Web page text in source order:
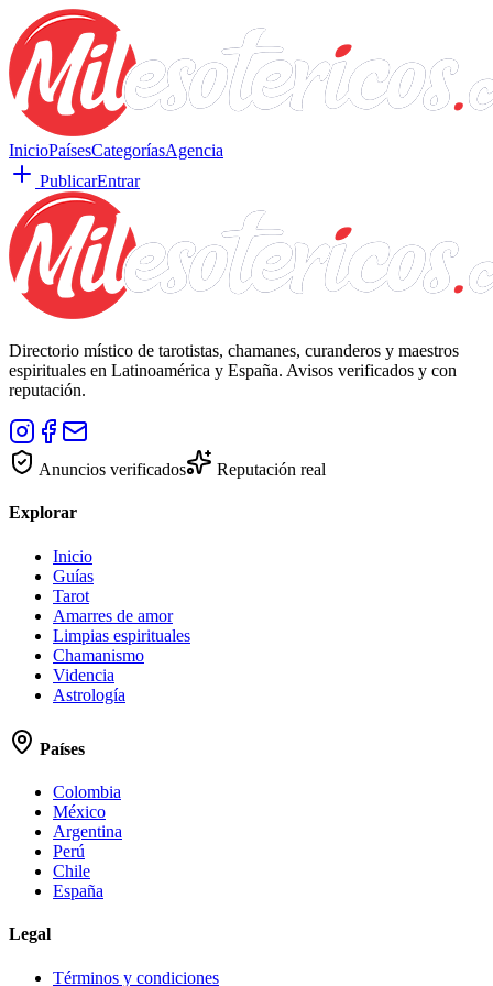
InicioPaísesCategoríasAgencia
PublicarEntrar
Directorio místico de tarotistas, chamanes, curanderos y maestros
espirituales en Latinoamérica y España. Avisos verificados y con
reputación.
Anuncios verificados Reputación real
Explorar
Inicio
Guías
Tarot
Amarres de amor
Limpias espirituales
Chamanismo
Videncia
Astrología
Países
Colombia
México
Argentina
Perú
Chile
España
Legal
Términos y condiciones